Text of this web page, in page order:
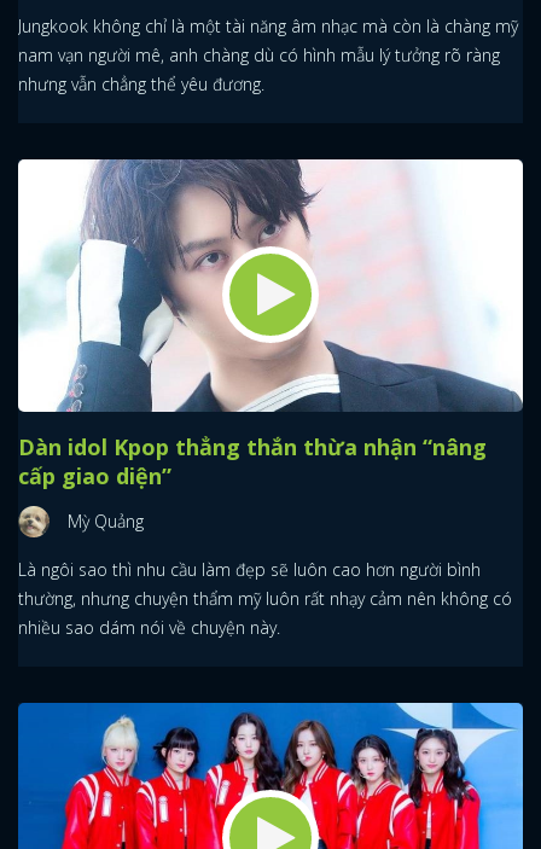
Jungkook không chỉ là một tài năng âm nhạc mà còn là chàng mỹ
nam vạn người mê, anh chàng dù có hình mẫu lý tưởng rõ ràng
nhưng vẫn chẳng thể yêu đương.
Dàn idol Kpop thẳng thắn thừa nhận “nâng
cấp giao diện”
Mỳ Quảng
Là ngôi sao thì nhu cầu làm đẹp sẽ luôn cao hơn người bình
thường, nhưng chuyện thẩm mỹ luôn rất nhạy cảm nên không có
nhiều sao dám nói về chuyện này.